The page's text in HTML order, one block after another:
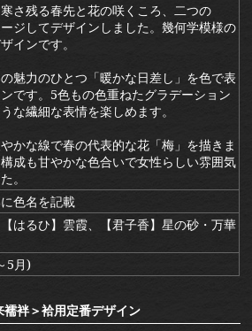
寒さ残る春先と花の咲くころ、二つの
ージしてデザインしました。幾何学模様の
インです。
の魅力のひとつ「暖かな日差し」を色で表
です。5色もの色重ねたグラデーション
な繊細な表情を楽しめます。
やかな線で春の代表的な花「梅」を描きま
成も甘やかな色合いで女性らしい雰囲気
。
色名を記載
【はるひ】雲霞、【君子香】星の砂・万華
5月)
襦袢＞袷用定番デザイン